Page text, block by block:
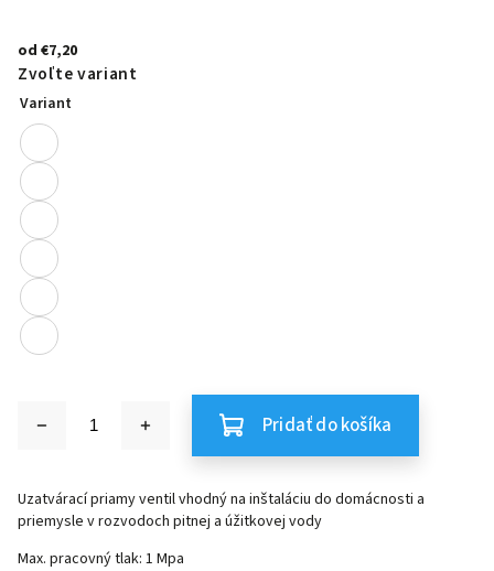
od €7,20
Zvoľte variant
Variant
Pridať do košíka
Uzatvárací priamy ventil vhodný na inštaláciu do domácnosti a
priemysle v rozvodoch pitnej a úžitkovej vody
Max. pracovný tlak: 1 Mpa